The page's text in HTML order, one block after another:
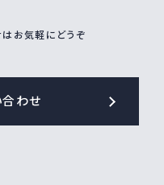
お気軽にどうぞ
合わせ